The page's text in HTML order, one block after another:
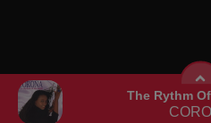
The Rythm